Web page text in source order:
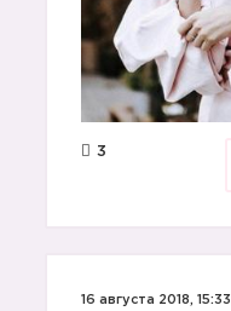
3
16 августа 2018, 15:33